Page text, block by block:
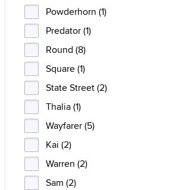
Powderhorn (1)
Predator (1)
Round (8)
Square (1)
State Street (2)
Thalia (1)
Wayfarer (5)
Kai (2)
Warren (2)
Sam (2)